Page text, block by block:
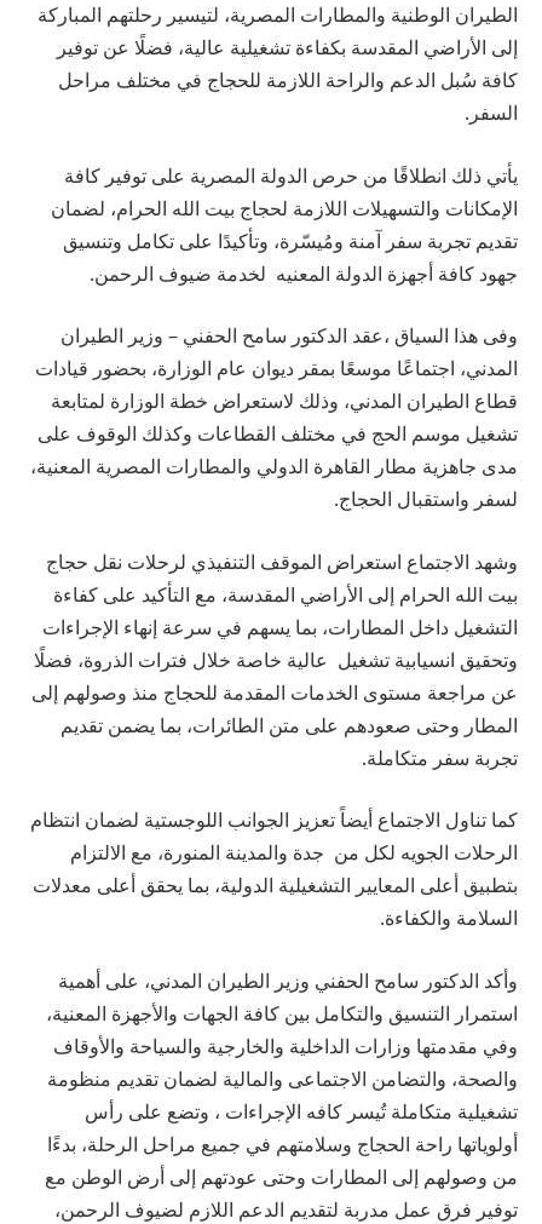
الطيران الوطنية والمطارات المصرية، لتيسير رحلتهم المباركة
إلى الأراضي المقدسة بكفاءة تشغيلية عالية، فضلًا عن توفير
كافة سُبل الدعم والراحة اللازمة للحجاج في مختلف مراحل
السفر.
يأتي ذلك انطلاقًا من حرص الدولة المصرية على توفير كافة
الإمكانات والتسهيلات اللازمة لحجاج بيت الله الحرام، لضمان
تقديم تجربة سفر آمنة ومُيسّرة، وتأكيدًا على تكامل وتنسيق
جهود كافة أجهزة الدولة المعنيه لخدمة ضيوف الرحمن.
وفى هذا السياق ،عقد الدكتور سامح الحفني – وزير الطيران
المدني، اجتماعًا موسعًا بمقر ديوان عام الوزارة، بحضور قيادات
قطاع الطيران المدني، وذلك لاستعراض خطة الوزارة لمتابعة
تشغيل موسم الحج في مختلف القطاعات وكذلك الوقوف على
مدى جاهزية مطار القاهرة الدولي والمطارات المصرية المعنية،
لسفر واستقبال الحجاج.
وشهد الاجتماع استعراض الموقف التنفيذي لرحلات نقل حجاج
بيت الله الحرام إلى الأراضي المقدسة، مع التأكيد على كفاءة
التشغيل داخل المطارات، بما يسهم في سرعة إنهاء الإجراءات
وتحقيق انسيابية تشغيل عالية خاصة خلال فترات الذروة، فضلًا
عن مراجعة مستوى الخدمات المقدمة للحجاج منذ وصولهم إلى
المطار وحتى صعودهم على متن الطائرات، بما يضمن تقديم
تجربة سفر متكاملة.
كما تناول الاجتماع أيضاً تعزيز الجوانب اللوجستية لضمان انتظام
الرحلات الجويه لكل من جدة والمدينة المنورة، مع الالتزام
بتطبيق أعلى المعايير التشغيلية الدولية، بما يحقق أعلى معدلات
السلامة والكفاءة.
وأكد الدكتور سامح الحفني وزير الطيران المدني، على أهمية
استمرار التنسيق والتكامل بين كافة الجهات والأجهزة المعنية،
وفي مقدمتها وزارات الداخلية والخارجية والسياحة والأوقاف
والصحة، والتضامن الاجتماعى والمالية لضمان تقديم منظومة
تشغيلية متكاملة تُيسر كافه الإجراءات ، وتضع على رأس
أولوياتها راحة الحجاج وسلامتهم في جميع مراحل الرحلة، بدءًا
من وصولهم إلى المطارات وحتى عودتهم إلى أرض الوطن مع
توفير فرق عمل مدربة لتقديم الدعم اللازم لضيوف الرحمن،